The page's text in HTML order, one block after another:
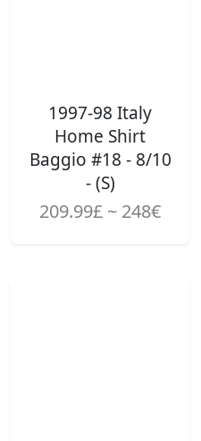
1997-98 Italy
Home Shirt
Baggio #18 - 8/10
- (S)
209.99£ ~ 248€